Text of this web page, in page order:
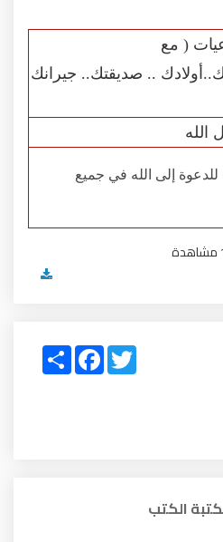
( مع
.. صديقتك.. جيرانك
الله
للدعوة إلى الله في جميع
Share
FacebookTwitter
الكتب